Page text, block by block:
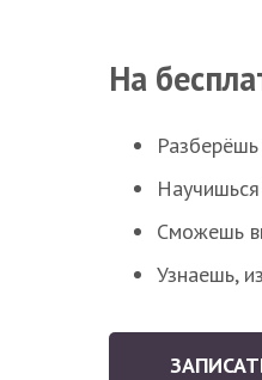
На
Сможешь
Узнаешь,